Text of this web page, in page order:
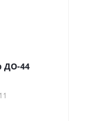
ДО-44